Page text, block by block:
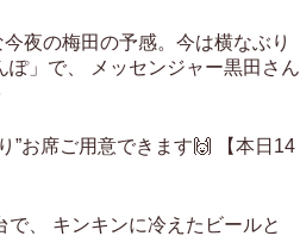
夜の梅田の予感。今は横なぶり
」で、 メッセンジャー黒田さん
”お席ご用意できます🙌 【本日14
、 キンキンに冷えたビールと